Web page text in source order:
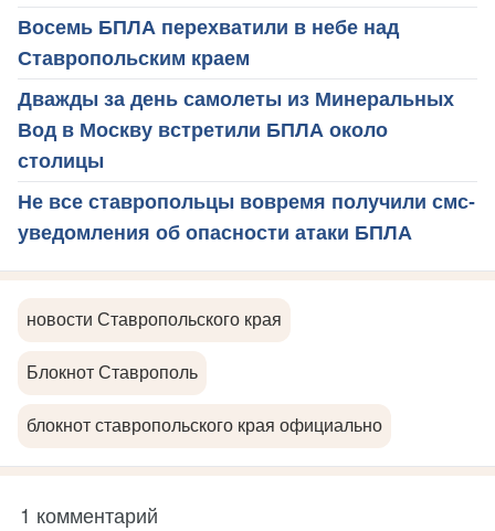
Восемь БПЛА перехватили в небе над
Ставропольским краем
Дважды за день самолеты из Минеральных
Вод в Москву встретили БПЛА около
столицы
Не все ставропольцы вовремя получили смс-
уведомления об опасности атаки БПЛА
новости Ставропольского края
Блокнот Ставрополь
блокнот ставропольского края официально
1 комментарий